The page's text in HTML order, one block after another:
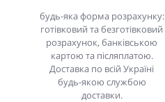
будь-яка форма розрахунку:
готівковий та безготівковий
розрахунок, банківською
картою та післяплатою.
Доставка по всій Україні
будь-якою службою
доставки.